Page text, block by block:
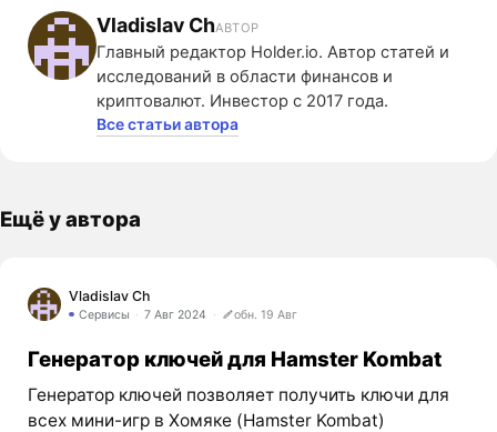
Vladislav ChАВТОР
Главный редактор Holder.io. Автор статей и
исследований в области финансов и
криптовалют. Инвестор с 2017 года.
Все статьи автора
Ещё у автора
Vladislav Ch
Сервисы 7 Авг 2024 обн. 19 Авг
Генератор ключей для Hamster Kombat
Генератор ключей позволяет получить ключи для
всех мини-игр в Хомяке (Hamster Kombat)